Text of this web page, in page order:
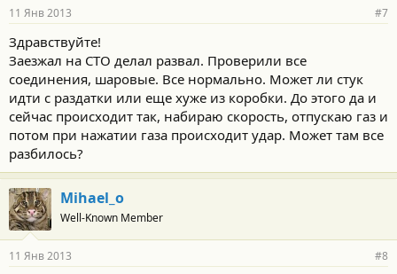
11 Янв 2013 #7
Здравствуйте!
Заезжал на СТО делал развал. Проверили все
соединения, шаровые. Все нормально. Может ли стук
идти с раздатки или еще хуже из коробки. До этого да и
сейчас происходит так, набираю скорость, отпускаю газ и
потом при нажатии газа происходит удар. Может там все
разбилось?
Mihael_o
Well-Known Member
11 Янв 2013 #8